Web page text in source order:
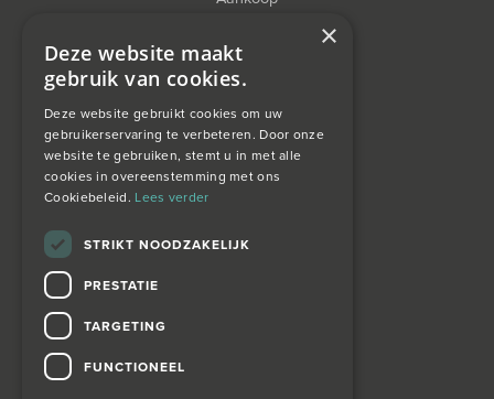
Taxatie
over ons
×
Deze website maakt
gebruik van cookies.
Deze website gebruikt cookies om uw
gebruikerservaring te verbeteren. Door onze
website te gebruiken, stemt u in met alle
cookies in overeenstemming met ons
Cookiebeleid. Lees verder
STRIKT NOODZAKELIJK
PRESTATIE
TARGETING
FUNCTIONEEL